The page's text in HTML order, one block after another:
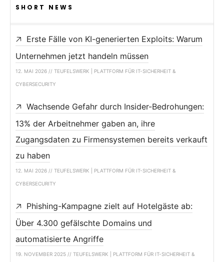
SHORT NEWS
Erste Fälle von KI-generierten Exploits: Warum
Unternehmen jetzt handeln müssen
12. MAI 2026 // TEUFELSWERK | PLATTFORM FÜR IT-SICHERHEIT &
CYBERSECURITY
Wachsende Gefahr durch Insider-Bedrohungen:
13% der Arbeitnehmer gaben an, ihre
Zugangsdaten zu Firmensystemen bereits verkauft
zu haben
12. MAI 2026 // TEUFELSWERK | PLATTFORM FÜR IT-SICHERHEIT &
CYBERSECURITY
Phishing-Kampagne zielt auf Hotelgäste ab:
Über 4.300 gefälschte Domains und
automatisierte Angriffe
19. NOVEMBER 2025 // TEUFELSWERK | PLATTFORM FÜR IT-SICHERHEIT &